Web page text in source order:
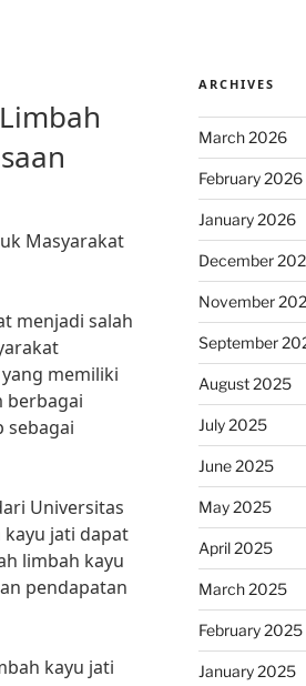
Masyarakat
menjadi salah
memiliki
berbagai
sebagai
Universitas
kayu jati dapat
limbah kayu
pendapatan
kayu jati
ARCHIVES
March 2026
February 2026
January 2026
December
November
September
August 2025
July 2025
June 2025
May 2025
April 2025
March 2025
February 2025
January 2025